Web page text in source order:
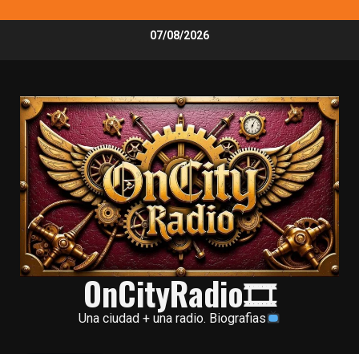
07/08/2026
OnCityRadio🎞
Una ciudad + una radio. Biografias